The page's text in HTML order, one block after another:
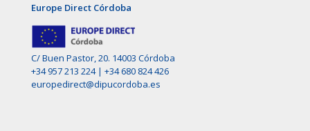
Europe Direct Córdoba
C/ Buen Pastor, 20. 14003 Córdoba
+34 957 213 224| +34 680 824 426
europedirect@dipucordoba.es